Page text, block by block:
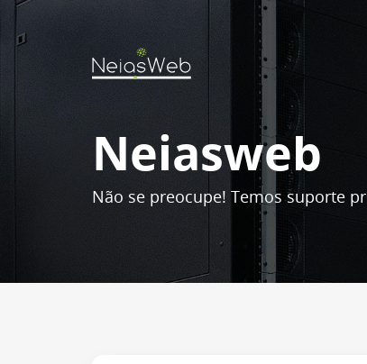
Neiasweb
Não se preocupe! Temos suporte